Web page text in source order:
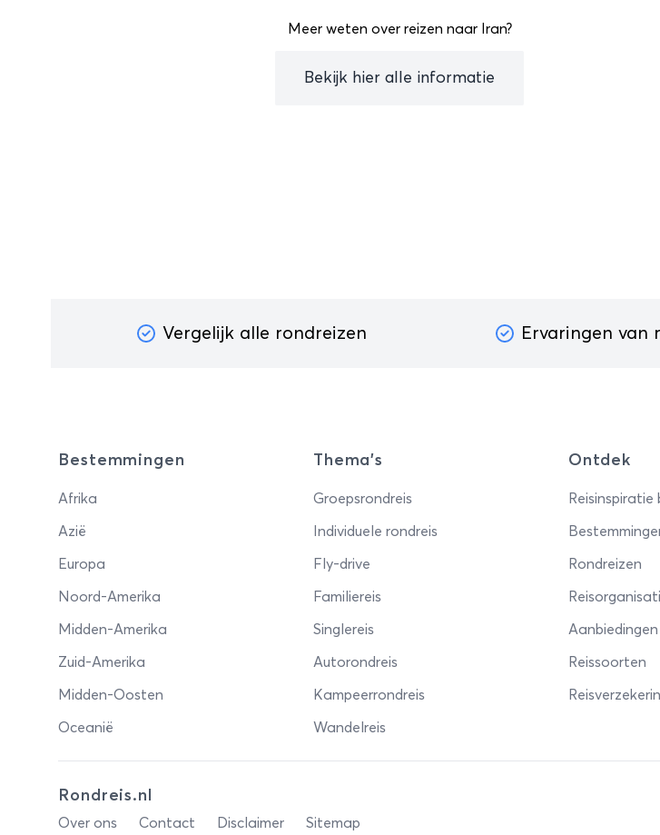
Meer weten over reizen naar Iran?
Bekijk hier alle informatie
Vergelijk alle rondreizen Ervaringen van
Bestemmingen
Afrika
Azië
Europa
Noord-Amerika
Midden-Amerika
Zuid-Amerika
Midden-Oosten
Oceanië
Thema's
Groepsrondreis
Individuele rondreis
Fly-drive
Familiereis
Singlereis
Autorondreis
Kampeerrondreis
Wandelreis
Ontdek
Reisinspiratie
Rondreizen
Aanbiedingen
Reissoorten
Rondreis.nl
Over ons Contact Disclaimer Sitemap